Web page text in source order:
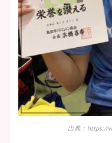
出典：https://